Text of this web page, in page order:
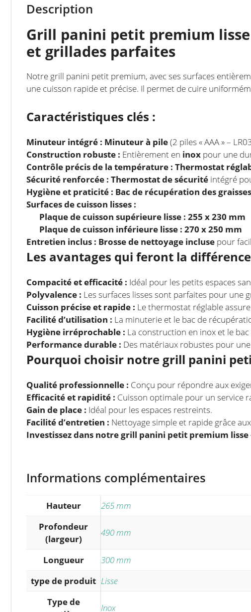
Description
Grill panini petit premium
et grillades parfaites
Notre grill panini petit premium, avec ses surfaces
une cuisson rapide et précise. Il permet de cuire
Caractéristiques clés :
Minuteur intégré : Minuteur à pile(2 piles « AAA » –
Construction robuste : Entièrement en inox pour une
Contrôle précis de la température : Thermostat
Sécurité renforcée : Thermostat de sécurité intégré
Hygiène et praticité : Bac de récupération des graisses
Surfaces de cuisson lisses :
Plaque de cuisson supérieure lisse : 255 x 230 mm
Plaque de cuisson inférieure lisse : 270 x 250 mm
Entretien inclus : Brosse de nettoyage incluse pour
Les avantages qui feront la
Compacité et efficacité : Idéal pour les petits espaces
Polyvalence : Les surfaces lisses sont parfaites pour une
Cuisson précise et rapide : Le thermostat réglable
Facilité d’utilisation : La minuterie et le bac de
Hygiène irréprochable : La construction en inox et le
Performance durable : Des matériaux robustes pour
Pourquoi choisir notre grill panini
Qualité professionnelle : Conçu pour répondre aux
Efficacité et rapidité : Cuisson optimale pour un service
Gain de place : Idéal pour les espaces restreints.
Facilité d’entretien : Nettoyage simple et rapide grâce
Investissez dans notre grill panini petit premium
Informations complémentaires
Hauteur
265 mm
Profondeur
(largeur)
490 mm
Longueur
300 mm
type de produit Lisse
Type de
Inox